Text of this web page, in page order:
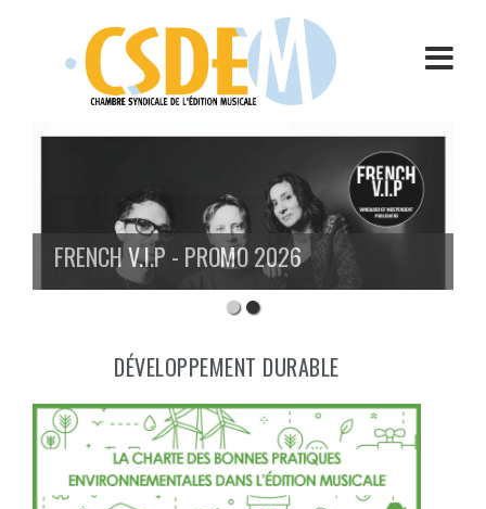
FRENCH V.I.P - PROMO 2026
DÉVELOPPEMENT DURABLE